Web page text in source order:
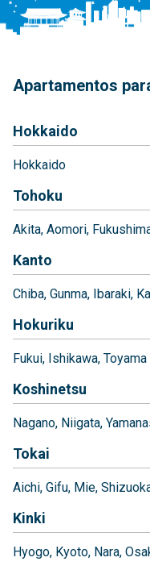
Apartamentos
Hokkaido
Hokkaido
Tohoku
Akita Aomori
Kanto
Chiba Gunma Ibaraki
Hokuriku
Fukui Ishikawa Toyama
Koshinetsu
Nagano Niigata
Tokai
Aichi Gifu Mie
Kinki
Hyogo Kyoto Nara